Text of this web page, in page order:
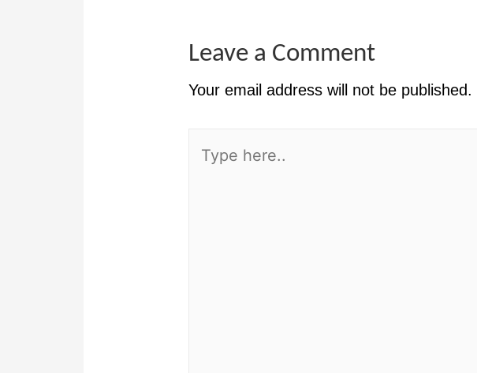
Leave a Comment
Your email address will not be published.